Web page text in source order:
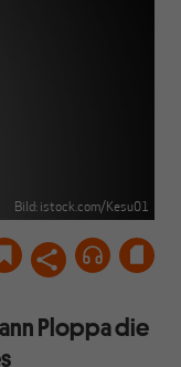
Bild: istock.com/Kesu01
Ploppa die